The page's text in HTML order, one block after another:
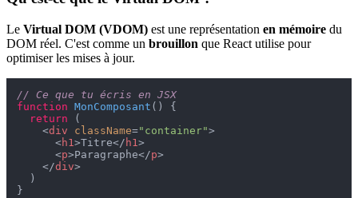
Le Virtual DOM (VDOM) est une représentation en mémoire du
DOM réel. C'est comme un brouillon que React utilise pour
optimiser les mises à jour.
// Ce que tu écris en JSX
function MonComposant ( ) {
return (
<div className="container">
<h1>Titre</ h1>
<p>Paragraphe</p>
</div>
  )
}